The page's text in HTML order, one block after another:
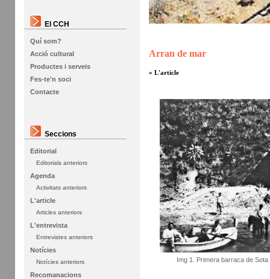
El CCH
Quí som?
Acció cultural
Productes i serveis
Fes-te'n soci
Contacte
Seccions
Editorial
Editorials anteriors
Agenda
Activitats anteriors
L'article
Articles anteriors
L'entrevista
Entrevistes anteriors
Notícies
Notícies anteriors
Recomanacions
Arran de mar
» L'article
Img 1. Primera barraca de